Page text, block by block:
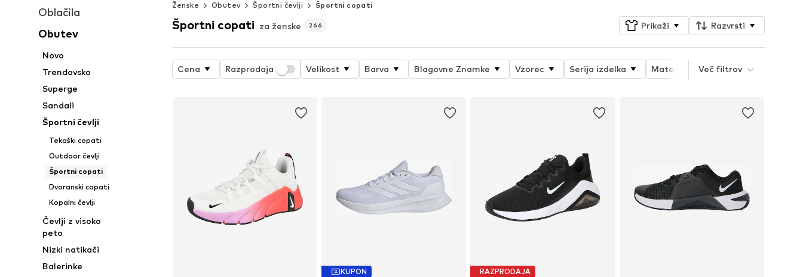
Oblačila
Obutev
Novo
Trendovsko
Superge
Sandali
Športni čevlji
Tekaški copati
Outdoor čevlji
Športni copati
Dvoranski copati
Kopalni čevlji
Čevlji z visoko
peto
Nizki natikači
Balerinke
Ženske
Obutev Športni čevlji Športni copati
Športni copati za ženske 266 Prikaži Razvrsti
Cena Razprodaja Velikost Barva Blagovne Znamke Vzorec Serija izdelka Material Oblika čevljev
Več filtrov
KUPON RAZPRODAJA